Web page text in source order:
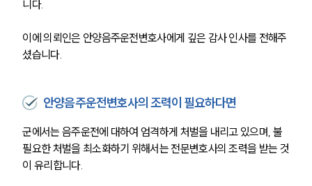
니다.
이에 의뢰인은 안양음주운전변호사에게 깊은 감사 인사를 전해주
셨습니다.
안양음주운전변호사의 조력이 필요하다면
군에서는 음주운전에 대하여 엄격하게 처벌을 내리고 있으며, 불
필요한 처벌을 최소화하기 위해서는 전문변호사의 조력을 받는 것
이 유리합니다.